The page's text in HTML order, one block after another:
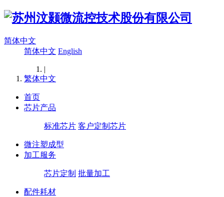
简体中文
简体中文 English
|
繁体中文
首页
芯片产品
标准芯片 客户定制芯片
微注塑成型
加工服务
芯片定制 批量加工
配件耗材